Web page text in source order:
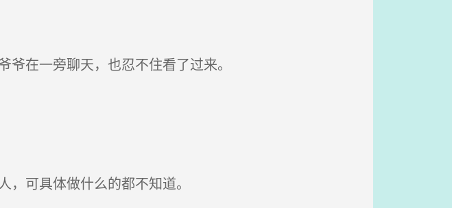
在一旁聊天，也忍不住看了过来。
可具体做什么的都不知道。